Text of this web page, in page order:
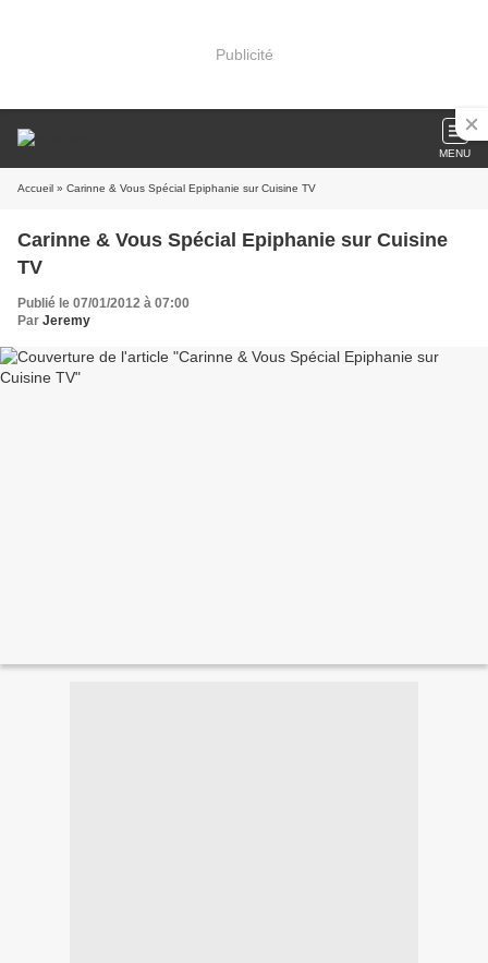
Publicité
MENU
Accueil » Carinne & Vous Spécial Epiphanie sur Cuisine TV
Carinne & Vous Spécial Epiphanie sur Cuisine
TV
Publié le 07/01/2012 à 07:00
Par Jeremy